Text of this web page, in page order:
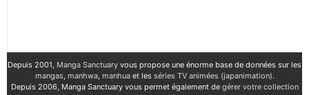
Depuis 2001, Manga Sanctuary vous propose une énorme base de données sur les
mangas, manhwa, manhuaet les séries TV animées (japanimation).
Depuis 2006, Manga Sanctuary vous permet également de gérer votre collection